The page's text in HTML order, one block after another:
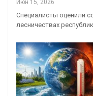
Июн 15, 2026
Специалисты оценили
лесничествах